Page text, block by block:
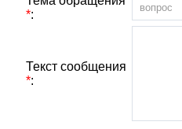
*:
Текст сообщения
*: